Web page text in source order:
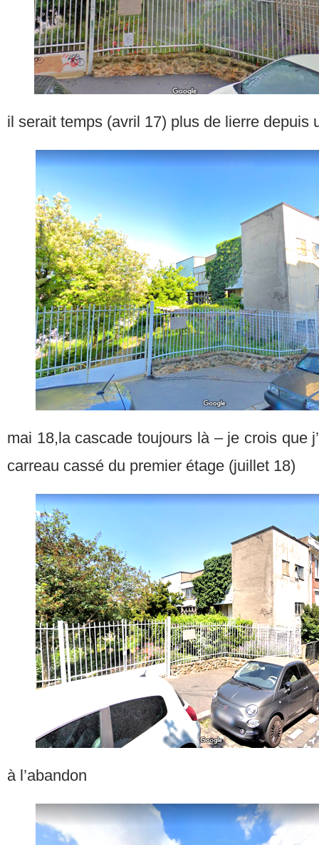
il serait temps (avril 17) plus de lierre depuis
mai 18,la cascade toujours là – je crois que
carreau cassé du premier étage (juillet 18)
à l’abandon